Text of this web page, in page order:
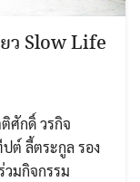
ว Slow Life
ศักดิ์ วรกิจ
ต์ ลี้ตระกูล รอง
วมกิจกรรม